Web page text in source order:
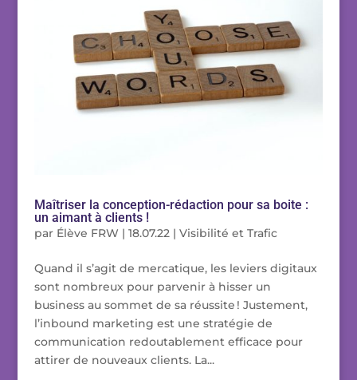
Maîtriser la conception-rédaction pour sa boite :
un aimant à clients !
par Élève FRW | 18.07.22| Visibilité et Trafic
Quand il s’agit de mercatique, les leviers digitaux
sont nombreux pour parvenir à hisser un
business au sommet de sa réussite ! Justement,
l’inbound marketing est une stratégie de
communication redoutablement efficace pour
attirer de nouveaux clients. La...